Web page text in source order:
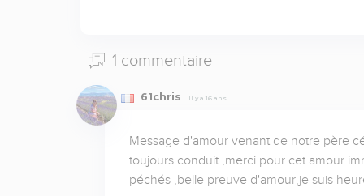
1 commentaire
61chris Il y a 16 ans
Message d'amour venant de notre père
toujours conduit ,merci pour cet amour
péchés ,belle preuve d'amour,je suis